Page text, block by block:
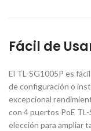
Fácil de
El TL-SG1005P es
de configuración o
excepcional
con 4 puertos PoE
elección para ampliar